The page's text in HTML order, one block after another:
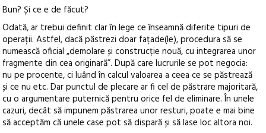
Bun? Și ce e de făcut?
Odată, ar trebui definit clar în lege ce înseamnă diferite tipuri de
operații. Astfel, dacă păstrezi doar fațade(le), procedura să se
numească oficial „demolare și construcție nouă, cu integrarea unor
fragmente din cea originară”. După care lucrurile se pot negocia:
nu pe procente, ci luând în calcul valoarea a ceea ce se păstrează
și ce nu etc. Dar punctul de plecare ar fi cel de păstrare majoritară,
cu o argumentare puternică pentru orice fel de eliminare. În unele
cazuri, decât să impunem păstrarea unor resturi, poate e mai bine
să acceptăm că unele case pot să dispară și să lase loc altora noi.